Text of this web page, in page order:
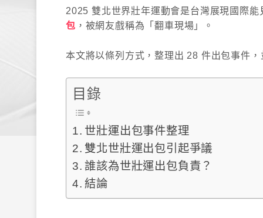
2025 雙北世界壯年運動會是台灣展現國際
包 ，被網友戲稱為「翻車現場」。
本文將以條列方式，整理出 28 件出包事件
目錄
世壯運出包事件整理
雙北世壯運出包引起爭議
誰該為世壯運出包負責？
結論